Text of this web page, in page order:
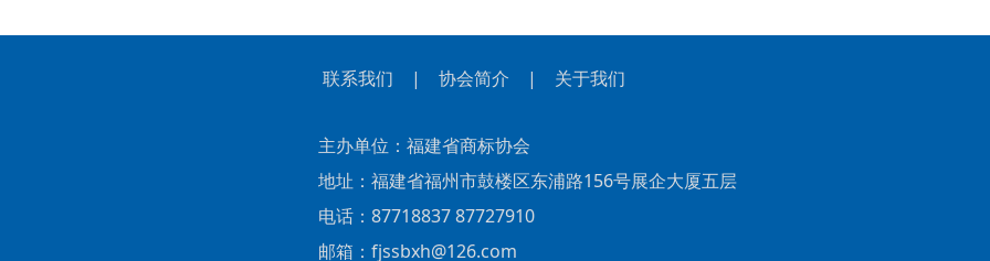
联系我们 | 协会简介 | 关于我们
主办单位：福建省商标协会
地址：福建省福州市鼓楼区东浦路156号展企大厦五层
电话：87718837 87727910
邮箱：fjssbxh@126.com